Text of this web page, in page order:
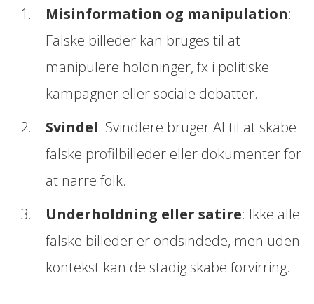
Misinformation og manipulation:
Falske billeder kan bruges til at
manipulere holdninger, fx i politiske
kampagner eller sociale debatter.
Svindel: Svindlere bruger AI til at skabe
falske profilbilleder eller dokumenter for
at narre folk.
Underholdning eller satire: Ikke alle
falske billeder er ondsindede, men uden
kontekst kan de stadig skabe forvirring.